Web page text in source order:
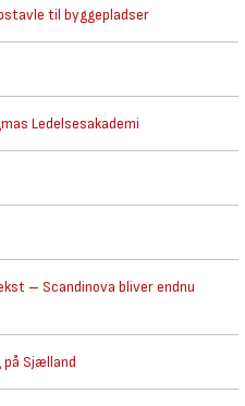
til byggepladser
Ledelsesakademi
– Scandinova bliver endnu
på Sjælland